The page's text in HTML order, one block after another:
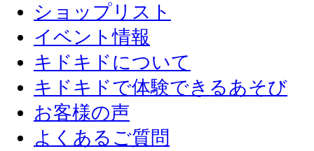
ショップリスト
イベント情報
キドキドについて
キドキドで体験できるあそび
お客様の声
よくあるご質問